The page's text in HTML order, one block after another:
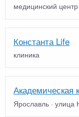
медицинский центр
Константа Life
клиника
Академическая
Ярославль · улица